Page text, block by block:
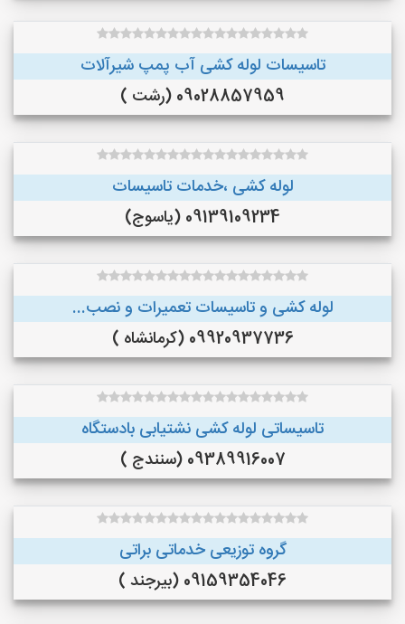
تاسیسات لوله کشی آب پمپ شیرآلات
09028857959 (رشت )
لوله کشی ،خدمات تاسیسات
09139109234 (یاسوج)
لوله کشی و تاسیسات تعمیرات و نصب...
09920937736 (کرمانشاه )
تاسیساتی لوله کشی نشتیابی بادستگاه
09389916007 (سنندج )
گروه توزیعی خدماتی براتی
09159354046 (بیرجند )